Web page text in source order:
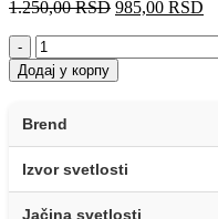
1.250,00RSD 985,00 RSD
-
Додај у корпу
Brend
Izvor svetlosti
Jačina svetlosti